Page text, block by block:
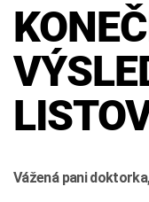
Human papillomavirus
Vážená pani